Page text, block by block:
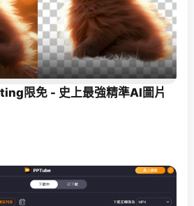
限免 - 史上最強精準AI圖片